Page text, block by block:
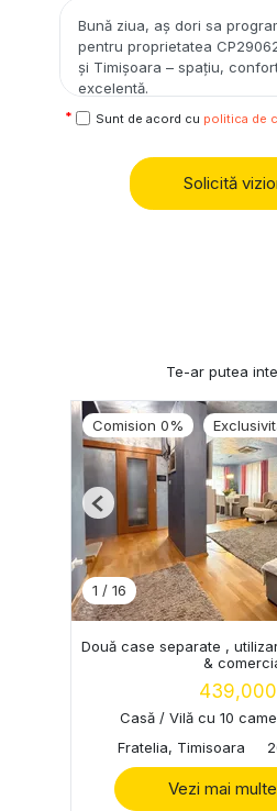
Sunt de acord cu politica de
Solicită
Te-ar putea
Comision 0%
1 / 16
Previous
Două case separate ,
&
Casă / Vilă cu 10
Fratelia, Timisoara
Vezi mai